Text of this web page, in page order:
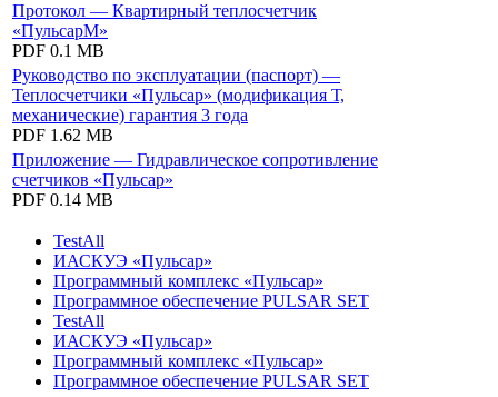
Протокол — Квартирный теплосчетчик
«ПульсарМ»
PDF 0.1 MB
Руководство по эксплуатации (паспорт) —
Теплосчетчики «Пульсар» (модификация Т,
механические) гарантия 3 года
PDF 1.62 MB
Приложение — Гидравлическое сопротивление
счетчиков «Пульсар»
PDF 0.14 MB
TestAll
ИАСКУЭ «Пульсар»
Программный комплекс «Пульсар»
Программное обеспечение PULSAR SET
TestAll
ИАСКУЭ «Пульсар»
Программный комплекс «Пульсар»
Программное обеспечение PULSAR SET